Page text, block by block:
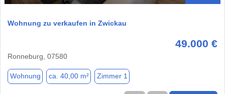
Wohnung zu verkaufen in Zwickau
49.000 €
Ronneburg, 07580
Wohnung ca. 40,00 m² Zimmer 1